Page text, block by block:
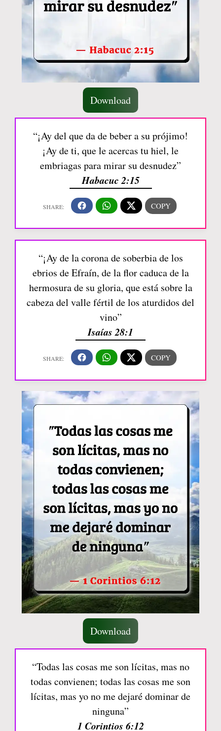
Download
“¡Ay del que da de beber a su prójimo!
¡Ay de ti, que le acercas tu hiel, le
embriagas para mirar su desnudez”
Habacuc 2:15
“¡Ay de la corona de soberbia de los
ebrios de Efraín, de la flor caduca de la
hermosura de su gloria, que está sobre la
cabeza del valle fértil de los aturdidos del
vino”
Isaías 28:1
Download
“Todas las cosas me son lícitas, mas no
todas convienen; todas las cosas me son
lícitas, mas yo no me dejaré dominar de
ninguna”
1 Corintios 6:12